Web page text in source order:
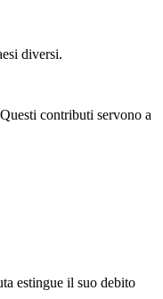
diversi.
contributi servono a
estingue il suo debito